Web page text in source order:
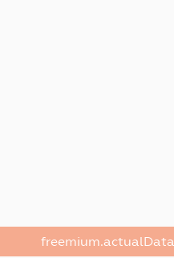
freemium.actualData